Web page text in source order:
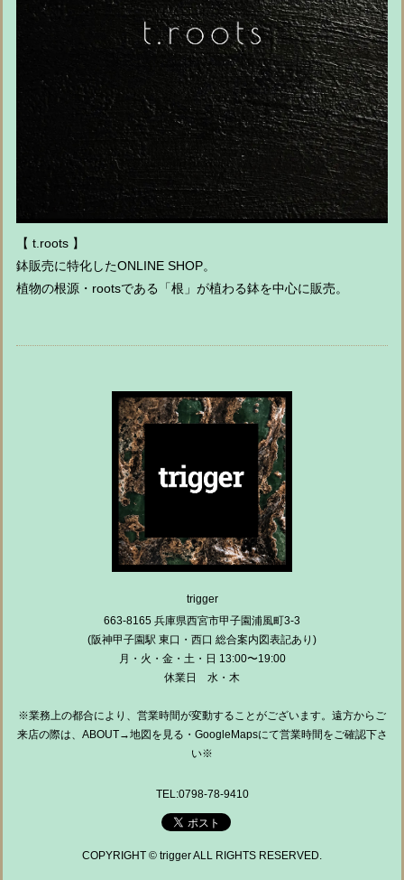
【 t.roots 】
鉢販売に特化したONLINE SHOP。
植物の根源・rootsである「根」が植わる鉢を中心に販売。
trigger
663-8165 兵庫県西宮市甲子園浦風町3-3
(阪神甲子園駅 東口・西口 総合案内図表記あり)
月・火・金・土・日 13:00〜19:00
休業日 水・木
※業務上の都合により、営業時間が変動することがございます。遠方からご
来店の際は、ABOUT→地図を見る・GoogleMapsにて営業時間をご確認下さ
い※
TEL:0798-78-9410
COPYRIGHT © trigger ALL RIGHTS RESERVED.